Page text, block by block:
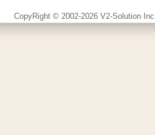
CopyRight © 2002-2026 V2-Solution